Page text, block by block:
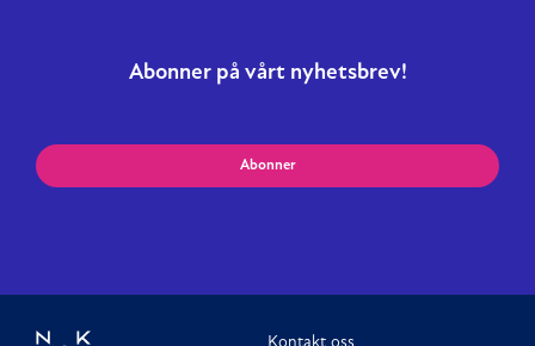
Abonner på vårt nyhetsbrev!
Abonner
Kontakt oss